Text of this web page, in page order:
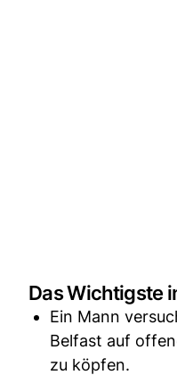
Das Wichtigste
Ein Mann
Belfast auf
zu köpfen.